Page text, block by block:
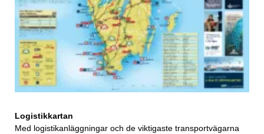
Logistikkartan
Med logistikanläggningar och de viktigaste transportvägarna